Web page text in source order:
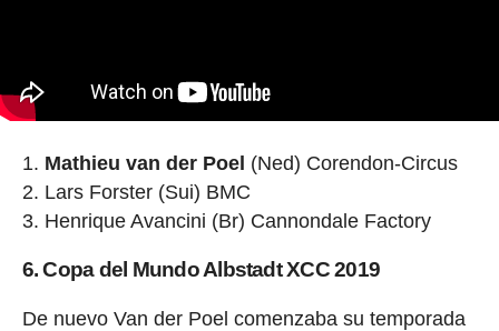
Mathieu van der Poel (Ned) Corendon-Circus
Lars Forster (Sui) BMC
Henrique Avancini (Br) Cannondale Factory
6. Copa del Mundo Albstadt XCC 2019
De nuevo Van der Poel comenzaba su temporada